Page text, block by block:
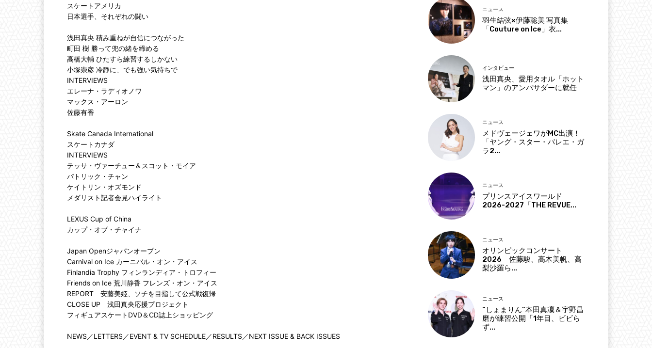
スケートアメリカ
日本選手、それぞれの闘い
浅田真央 積み重ねが自信につながった
町田 樹 勝って兜の緒を締める
高橋大輔 ひたすら練習するしかない
小塚崇彦 冷静に、でも強い気持ちで
INTERVIEWS
エレーナ・ラディオノワ
マックス・アーロン
佐藤有香
Skate Canada International
スケートカナダ
INTERVIEWS
テッサ・ヴァーチュー＆スコット・モイア
パトリック・チャン
ケイトリン・オズモンド
メダリスト記者会見ハイライト
LEXUS Cup of China
カップ・オブ・チャイナ
Japan Openジャパンオープン
Carnival on Ice カーニバル・オン・アイス
Finlandia Trophy フィンランディア・トロフィー
Friends on Ice 荒川静香 フレンズ・オン・アイス
REPORT　安藤美姫、ソチを目指して公式戦復帰
CLOSE UP　浅田真央応援プロジェクト
フィギュアスケートDVD＆CD誌上ショッピング
NEWS／LETTERS／EVENT & TV SCHEDULE／RESULTS／NEXT ISSUE & BACK ISSUES
ニュース
羽生結弦×伊藤聡美 写真集
「Couture on Ice」衣...
インタビュー
浅田真央、愛用タオル「ホット
マン」のアンバサダーに就任
ニュース
メドヴェージェワがMC出演！
「ヤング・スター・バレエ・ガ
ラ2...
ニュース
プリンスアイスワールド
2026-2027「THE REVUE...
ニュース
オリンピックコンサート
2026 佐藤駿、髙木美帆、高
梨沙羅ら...
ニュース
“しょまりん”本田真凜＆宇野昌
磨が練習公開「1年目、ビビら
ず...